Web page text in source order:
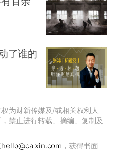
了谁的
为财新传媒及/或相关权利人
禁止进行转载、摘编、复制及
hello@caixin.com ，获得书面